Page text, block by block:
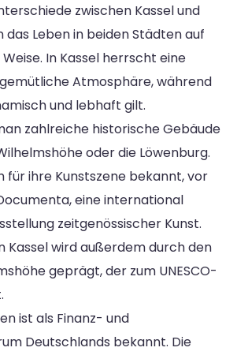
zwischen Kassel und
Leben in beiden Städten auf
In Kassel herrscht eine
Atmosphäre, während
und lebhaft gilt.
zahlreiche historische Gebäude
oder die Löwenburg.
für ihre Kunstszene bekannt, vor
eine international
zeitgenössischer Kunst.
Kassel wird außerdem durch den
geprägt, der zum UNESCO-
ist als Finanz- und
Deutschlands bekannt. Die